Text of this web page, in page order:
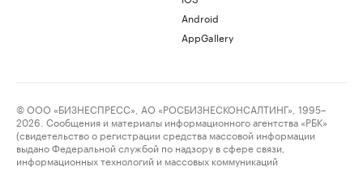
Android
AppGallery
© ООО «БИЗНЕСПРЕСС», АО «РОСБИЗНЕСКОНСАЛТИНГ», 1995–
2026. Сообщения и материалы информационного агентства «РБК»
(свидетельство о регистрации средства массовой информации
выдано Федеральной службой по надзору в сфере связи,
информационных технологий и массовых коммуникаций